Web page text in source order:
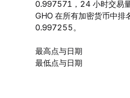
0.997571，24 小时交易
GHO 在所有加密货币中
0.997255。
最高点与日期
最低点与日期